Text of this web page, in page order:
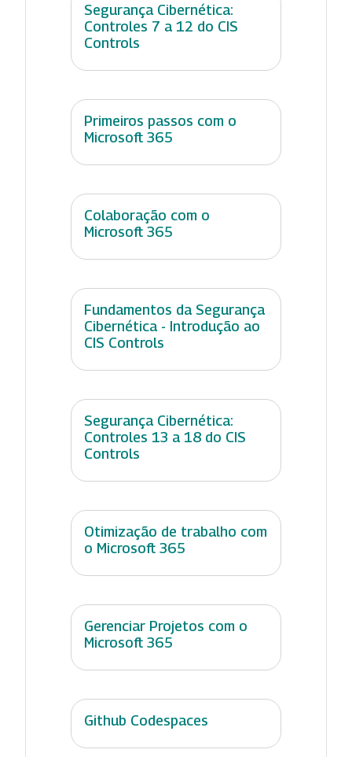
Segurança Cibernética:
Controles 7 a 12 do CIS
Controls
Primeiros passos com o
Microsoft 365
Colaboração com o
Microsoft 365
Fundamentos da Segurança
Cibernética - Introdução ao
CIS Controls
Segurança Cibernética:
Controles 13 a 18 do CIS
Controls
Otimização de trabalho com
o Microsoft 365
Gerenciar Projetos com o
Microsoft 365
Github Codespaces